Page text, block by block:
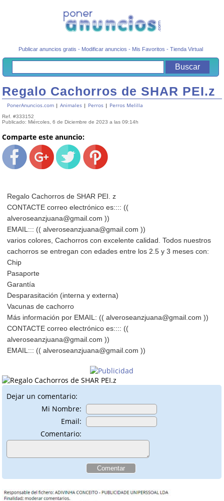
Publicar anuncios gratis - Modificar anuncios - Mis Favoritos -Tienda Virtual
Regalo Cachorros de SHAR PEI.z
PonerAnuncios.com |Animales | Perros | Perros Melilla
Ref. #333152
Publicado: Miércoles, 6 de Diciembre de 2023 a las 09:14h
Comparte este anuncio:
Regalo Cachorros de SHAR PEI. z
CONTACTE correo electrónico es:::: ((
alveroseanzjuana@gmail.com ))
EMAIL::: (( alveroseanzjuana@gmail.com ))
varios colores, Cachorros con excelente calidad. Todos nuestros
cachorros se entregan con edades entre los 2.5 y 3 meses con:
Chip
Pasaporte
Garantía
Desparasitación (interna y externa)
Vacunas de cachorro
Más información por EMAIL: (( alveroseanzjuana@gmail.com ))
CONTACTE correo electrónico es:::: ((
alveroseanzjuana@gmail.com ))
EMAIL::: (( alveroseanzjuana@gmail.com ))
Dejar un comentario:
Mi Nombre:
Email:
Comentario: